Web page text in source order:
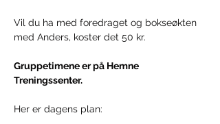
Vil du ha med foredraget og bokseøkten
med Anders, koster det 50 kr.
Gruppetimene er på Hemne
Treningssenter.
Her er dagens plan: